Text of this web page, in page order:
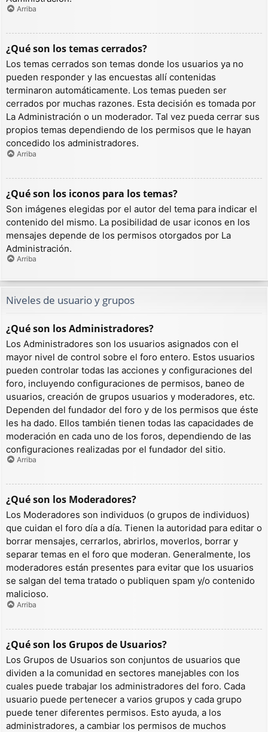
Arriba
¿Qué son los temas cerrados?
Los temas cerrados son temas donde los usuarios ya no
pueden responder y las encuestas allí contenidas
terminaron automáticamente. Los temas pueden ser
cerrados por muchas razones. Esta decisión es tomada por
La Administración o un moderador. Tal vez pueda cerrar sus
propios temas dependiendo de los permisos que le hayan
concedido los administradores.
Arriba
¿Qué son los iconos para los temas?
Son imágenes elegidas por el autor del tema para indicar el
contenido del mismo. La posibilidad de usar iconos en los
mensajes depende de los permisos otorgados por La
Administración.
Arriba
Niveles de usuario y grupos
¿Qué son los Administradores?
Los Administradores son los usuarios asignados con el
mayor nivel de control sobre el foro entero. Estos usuarios
pueden controlar todas las acciones y configuraciones del
foro, incluyendo configuraciones de permisos, baneo de
usuarios, creación de grupos usuarios y moderadores, etc.
Dependen del fundador del foro y de los permisos que éste
les ha dado. Ellos también tienen todas las capacidades de
moderación en cada uno de los foros, dependiendo de las
configuraciones realizadas por el fundador del sitio.
Arriba
¿Qué son los Moderadores?
Los Moderadores son individuos (o grupos de individuos)
que cuidan el foro día a día. Tienen la autoridad para editar o
borrar mensajes, cerrarlos, abrirlos, moverlos, borrar y
separar temas en el foro que moderan. Generalmente, los
moderadores están presentes para evitar que los usuarios
se salgan del tema tratado o publiquen spam y/o contenido
malicioso.
Arriba
¿Qué son los Grupos de Usuarios?
Los Grupos de Usuarios son conjuntos de usuarios que
dividen a la comunidad en sectores manejables con los
cuales puede trabajar los administradores del foro. Cada
usuario puede pertenecer a varios grupos y cada grupo
puede tener diferentes permisos. Esto ayuda, a los
administradores, a cambiar los permisos de muchos